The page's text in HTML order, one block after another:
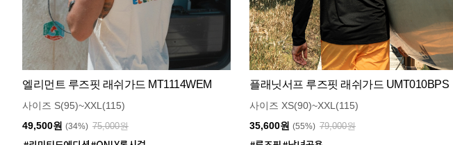
엘리먼트 루즈핏 래쉬가드 MT1114WEM
사이즈 S(95)~XXL(115)
49,500원 (34%) 75,000원
플래닛서프 루즈핏 래쉬가드 UMT010BPS
사이즈 XS(90)~XXL(115)
35,600원 (55%) 79,000원